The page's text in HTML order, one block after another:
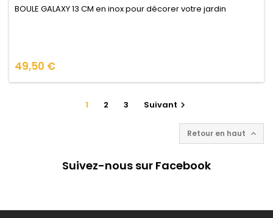
BOULE GALAXY 13 CM en inox pour décorer votre jardin
Prix
49,50 €
1 2 3 Suivant 
Retour en haut 
Suivez-nous sur Facebook